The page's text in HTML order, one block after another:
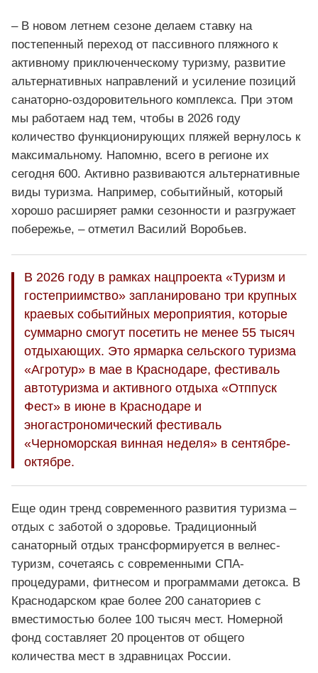
– В новом летнем сезоне делаем ставку на
постепенный переход от пассивного пляжного к
активному приключенческому туризму, развитие
альтернативных направлений и усиление позиций
санаторно-оздоровительного комплекса. При этом
мы работаем над тем, чтобы в 2026 году
количество функционирующих пляжей вернулось к
максимальному. Напомню, всего в регионе их
сегодня 600. Активно развиваются альтернативные
виды туризма. Например, событийный, который
хорошо расширяет рамки сезонности и разгружает
побережье, – отметил Василий Воробьев.
В 2026 году в рамках нацпроекта «Туризм и
гостеприимство» запланировано три крупных
краевых событийных мероприятия, которые
суммарно смогут посетить не менее 55 тысяч
отдыхающих. Это ярмарка сельского туризма
«Агротур» в мае в Краснодаре, фестиваль
автотуризма и активного отдыха «Отппуск
Фест» в июне в Краснодаре и
эногастрономический фестиваль
«Черноморская винная неделя» в сентябре-
октябре.
Еще один тренд современного развития туризма –
отдых с заботой о здоровье. Традиционный
санаторный отдых трансформируется в велнес-
туризм, сочетаясь с современными СПА-
процедурами, фитнесом и программами детокса. В
Краснодарском крае более 200 санаториев с
вместимостью более 100 тысяч мест. Номерной
фонд составляет 20 процентов от общего
количества мест в здравницах России.